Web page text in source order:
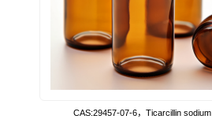
CAS:29457-07-6，Ticarcillin sodium